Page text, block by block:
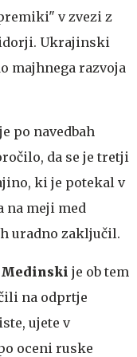
v zvezi z
Ukrajinski
majhnega razvoja
po navedbah
da se je tretji
ki je potekal v
na meji med
uradno zaključil.
je ob tem
na odprtje
ujete v
oceni ruske